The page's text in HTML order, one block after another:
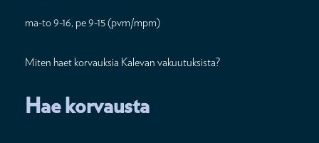
ma-to 9-16, pe 9-15 (pvm/mpm)
Miten haet korvauksia Kalevan vakuutuksista?
Hae korvausta